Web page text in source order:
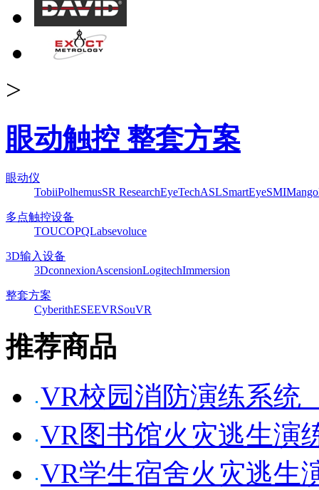
>
眼动触控 整套方案
眼动仪
TobiiPolhemusSR ResearchEyeTechASLSmartEyeSMI
多点触控设备
TOUCOPQLabsevoluce
3D输入设备
3DconnexionAscensionLogitechImmersion
整套方案
CyberithESEEVRSouVR
推荐商品
VR校园消防演练系统
VR图书馆火灾逃生演
VR学生宿舍火灾逃生